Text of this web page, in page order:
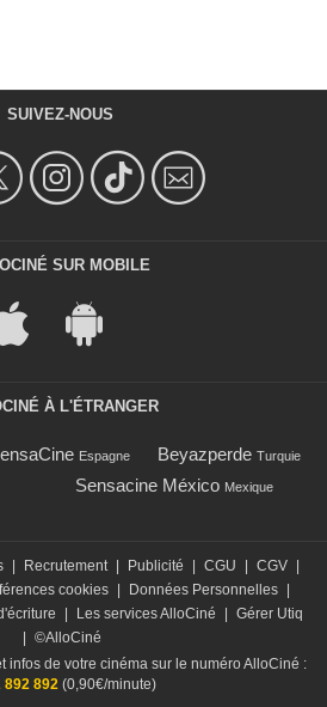
SUIVEZ-NOUS
SUR MOBILE
À L'ÉTRANGER
Espagne Beyazperde Turquie
Sensacine México Mexique
Recrutement Publicité CGU CGV
cookies Données Personnelles
Les services AlloCiné
Gérer Utiq
©AlloCiné
infos de votre cinéma sur le numéro AlloCiné :
892 892(0,90€/minute)